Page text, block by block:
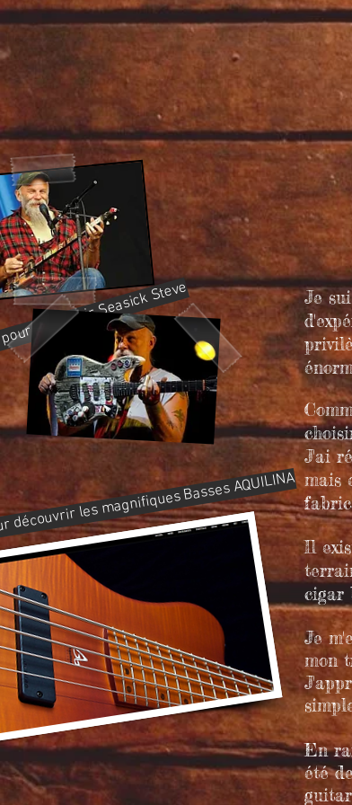
découvrir Seasick Steve
les magnifiques Basses AQUILINA
Je
J'ai
mais
Il
cigar
Je
mon
En
été